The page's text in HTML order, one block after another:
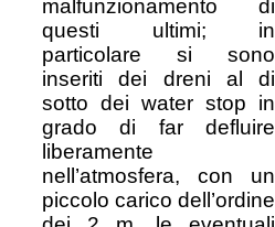
malfunzionamento di
questi ultimi; in
particolare si sono
inseriti dei dreni al di
sotto dei water stop in
grado di far defluire
liberamente
nell’atmosfera, con un
piccolo carico dell’ordine